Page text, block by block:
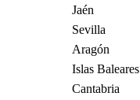
Jaén
Sevilla
Aragón
Islas Baleares
Cantabria